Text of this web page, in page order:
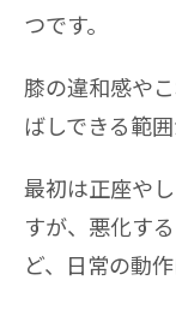
つです。
膝の違和感や
ばしできる範
最初は正座や
すが、悪化す
ど、日常の動